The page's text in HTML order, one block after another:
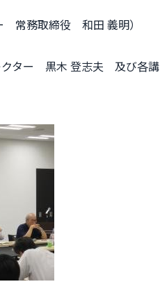
常務取締役 和田 義明）
クター 黒木 登志夫 及び各講